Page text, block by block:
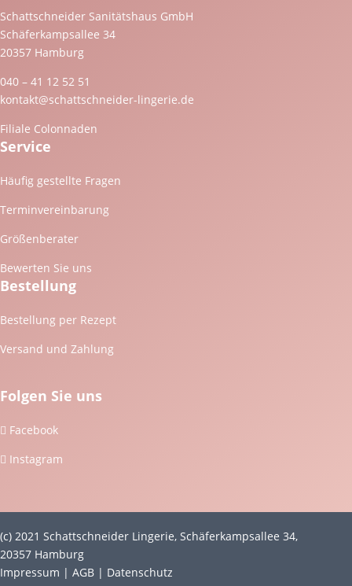
Schattschneider Sanitätshaus GmbH
Schäferkampsallee 34
20357 Hamburg
040 – 41 12 52 51
kontakt@schattschneider-lingerie.de
Filiale Colonnaden
Service
Häufig gestellte Fragen
Terminvereinbarung
Größenberater
Bewerten Sie uns
Bestellung
Bestellung per Rezept
Versand und Zahlung
Folgen Sie uns
 Facebook
 Instagram
(c) 2021 Schattschneider Lingerie, Schäferkampsallee 34,
20357 Hamburg
Impressum | AGB | Datenschutz